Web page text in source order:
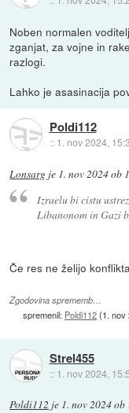
Noben normalen
zganjat, za vojne in
razlogi.
Lahko je asasinacija
Poldi112
:: 1. nov 2024,
Lonsarg je 1. nov 2024 ob
Izraelu bi cistu
Libanonom in Gazi
Če res ne želijo
Zgodovina sprememb…
spremenil: Poldi112(1. nov
Strel455
:: 1. nov 2024,
Poldi112 je 1. nov 2024